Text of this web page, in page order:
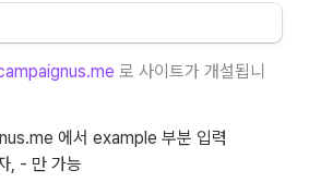
로 사이트가 개설됩니
에서 example 부분 입력
, - 만 가능